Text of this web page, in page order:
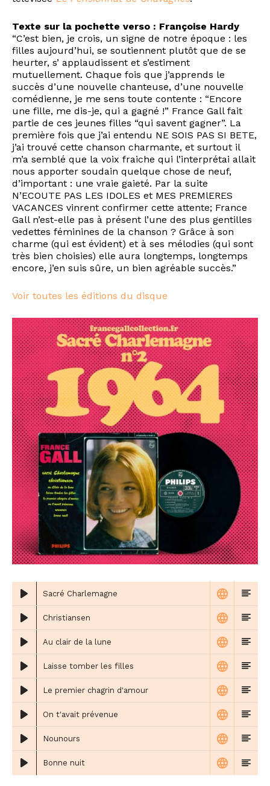
Texte sur la pochette verso : Françoise Hardy
“C’est bien, je crois, un signe de notre époque : les
filles aujourd’hui, se soutiennent plutôt que de se
heurter, s’ applaudissent et s’estiment
mutuellement. Chaque fois que j’apprends le
succès d’une nouvelle chanteuse, d’une nouvelle
comédienne, je me sens toute contente : “Encore
une fille, me dis-je, qui a gagné !” France Gall fait
partie de ces jeunes filles “qui savent gagner”. La
première fois que j’ai entendu NE SOIS PAS SI BETE,
j’ai trouvé cette chanson charmante, et surtout il
m’a semblé que la voix fraiche qui l’interprétai allait
nous apporter soudain quelque chose de neuf,
d’important : une vraie gaieté. Par la suite
N’ECOUTE PAS LES IDOLES et MES PREMlERES
VACANCES vinrent confirmer cette attente; France
Gall n’est-elle pas à présent l’une des plus gentilles
vedettes féminines de la chanson ? Grâce à son
charme (qui est évident) et à ses mélodies (qui sont
très bien choisies) elle aura longtemps, longtemps
encore, j’en suis sûre, un bien agréable succès.”
Voir toutes les éditions du disque
Sacré Charlemagne
Christiansen
Au clair de la lune
Laisse tomber les filles
Le premier chagrin d'amour
On t'avait prévenue
Nounours
Bonne nuit